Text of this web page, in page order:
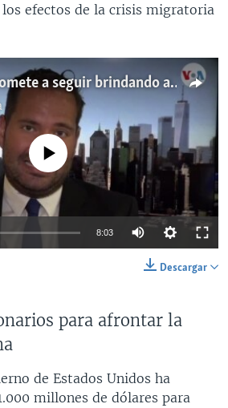
efectos de la crisis migratoria
EE.UU. se compromete a seguir brindando asistencia a Venezuela
currently available
8:03
Descargar
para afrontar la
de Estados Unidos ha
millones de dólares para